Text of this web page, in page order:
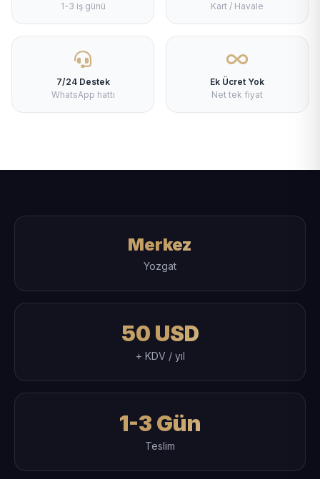
1-3 iş günü
Kart / Havale
7/24 Destek
WhatsApp hattı
Ek Ücret Yok
Net tek fiyat
Merkez
Yozgat
50 USD
+ KDV / yıl
1-3 Gün
Teslim